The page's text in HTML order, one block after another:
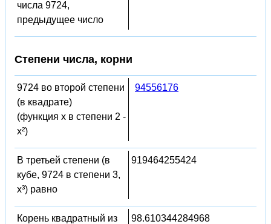
числа 9724,
предыдущее число
Степени числа, корни
9724 во второй степени
(в квадрате)
(функция x в степени 2 -
x²)
94556176
В третьей степени (в
кубе, 9724 в степени 3,
x³) равно
919464255424
Корень квадратный из
98.610344284968